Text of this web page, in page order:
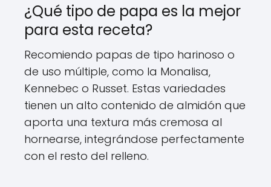
¿Qué tipo de papa es la mejor
para esta receta?
Recomiendo papas de tipo harinoso o
de uso múltiple, como la Monalisa,
Kennebec o Russet. Estas variedades
tienen un alto contenido de almidón que
aporta una textura más cremosa al
hornearse, integrándose perfectamente
con el resto del relleno.